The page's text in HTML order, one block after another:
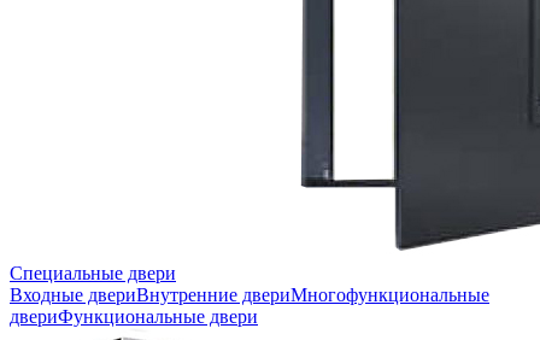
Специальные двери
Входные двериВнутренние двериМногофункциональные
двериФункциональные двери